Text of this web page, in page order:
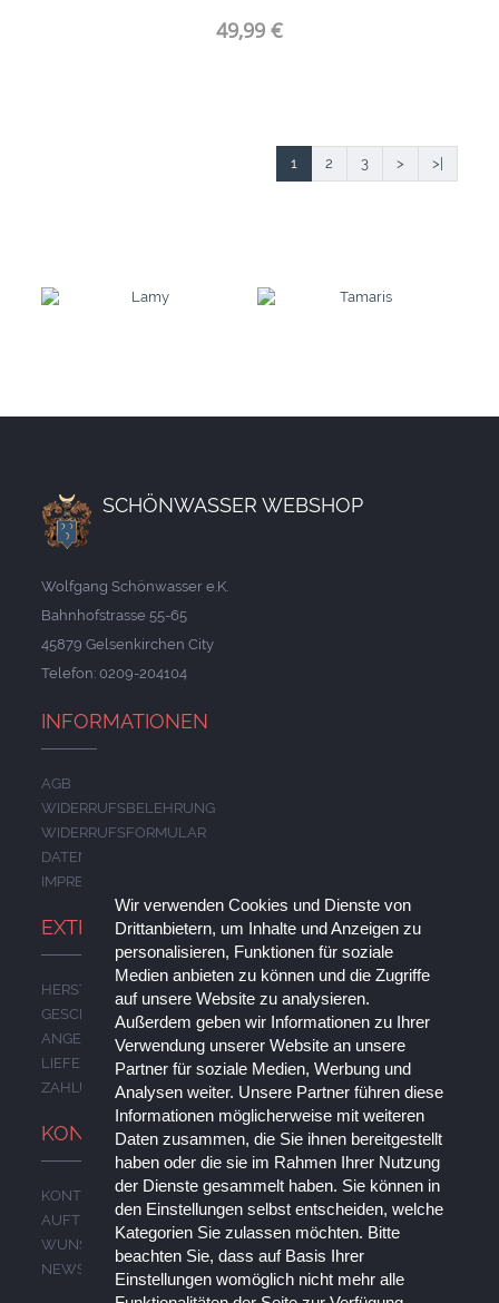
Wir verwenden Cookies und Dienste von
Drittanbietern, um Inhalte und Anzeigen zu
personalisieren, Funktionen für soziale
Medien anbieten zu können und die Zugriffe
auf unsere Website zu analysieren.
Außerdem geben wir Informationen zu Ihrer
Verwendung unserer Website an unsere
Partner für soziale Medien, Werbung und
Analysen weiter. Unsere Partner führen diese
Informationen möglicherweise mit weiteren
Daten zusammen, die Sie ihnen bereitgestellt
haben oder die sie im Rahmen Ihrer Nutzung
der Dienste gesammelt haben. Sie können in
den Einstellungen selbst entscheiden, welche
Kategorien Sie zulassen möchten. Bitte
beachten Sie, dass auf Basis Ihrer
Einstellungen womöglich nicht mehr alle
49,99 €
1 2 3 > >|
SCHÖNWASSER WEBSHOP
Wolfgang Schönwasser e.K.
Bahnhofstrasse 55-65
45879 Gelsenkirchen City
Telefon: 0209-204104
INFORMATIONEN
AGB
WIDERRUFSBELEHRUNG
WIDERRUFSFORMULAR
DATENSCHUTZERKLÄRUNG
IMPRESSUM
EXTRAS
HERSTELLER
GESCHENKGUTSCHEINE
ANGEBOTE
LIEFERUNG
ZAHLUNG
KONTO
KONTO
AUFTRAGSVERLAUF
WUNSCHLISTE
NEWSLETTER